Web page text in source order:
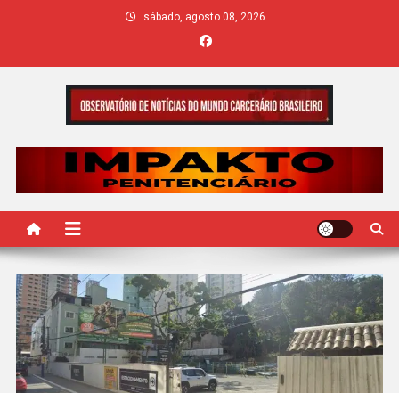
sábado, agosto 08, 2026
IMPAKTO